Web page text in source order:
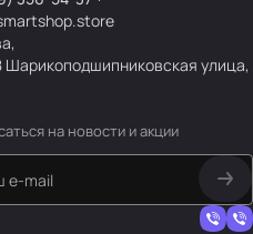
Шарикоподшипниковская улица,
на новости и акции